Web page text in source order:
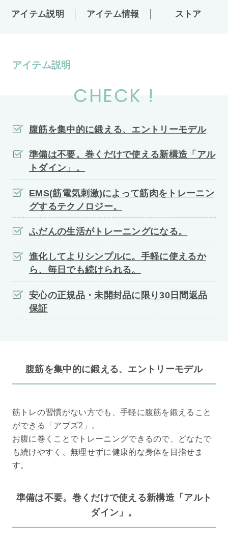
アイテム説明 アイテム情報 ストア
アイテム説明
CHECK !
腹筋を集中的に鍛える、エントリーモデル
準備は不要。巻くだけで使える新構造「アル
トダイン」。
EMS(筋電気刺激)によって筋肉をトレーニン
グするテクノロジー。
ふだんの生活がトレーニングになる。
進化してよりシンプルに。手軽に使えるか
ら、毎日でも続けられる。
安心の正規品・未開封品に限り30日間返品
保証
腹筋を集中的に鍛える、エントリーモデル
筋トレの習慣がない方でも、手軽に腹筋を鍛えること
ができる「アブズ2」。
お腹に巻くことでトレーニングできるので、どなたで
も続けやすく、無理せずに健康的な身体を目指せま
す。
準備は不要。巻くだけで使える新構造「アルト
ダイン」。